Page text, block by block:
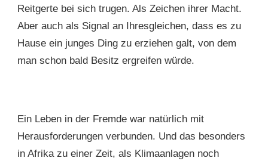
Reitgerte bei sich trugen. Als Zeichen ihrer Macht.
Aber auch als Signal an Ihresgleichen, dass es zu
Hause ein junges Ding zu erziehen galt, von dem
man schon bald Besitz ergreifen würde.
Ein Leben in der Fremde war natürlich mit
Herausforderungen verbunden. Und das besonders
in Afrika zu einer Zeit, als Klimaanlagen noch